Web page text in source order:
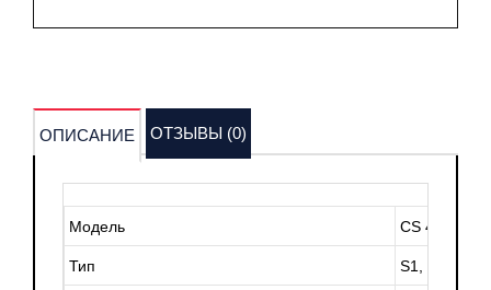
ОПИСАНИЕ ОТЗЫВЫ (0)
Модель CS 430
Тип S1, S2, S3